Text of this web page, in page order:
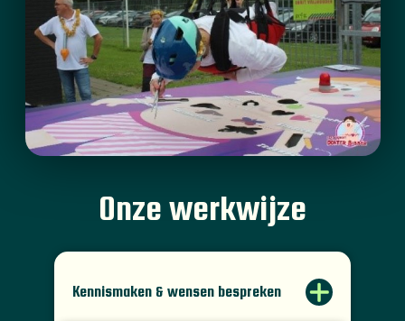
Onze werkwijze
Kennismaken & wensen bespreken